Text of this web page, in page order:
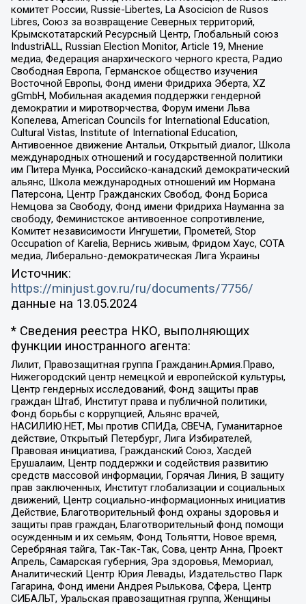
комитет России, Russie-Libertes, La Asocicion de Rusos
Libres, Союз за возвращение Северных территорий,
Крымскотатарский Ресурсный Центр, Глобальный союз
IndustriALL, Russian Election Monitor, Article 19, Мнение
медиа, Федерация анархического черного креста, Радио
Свободная Европа, Германское общество изучения
Восточной Европы, Фонд имени Фридриха Эберта, XZ
gGmbH, Мобильная академия поддержки гендерной
демократии и миротворчества, Форум имени Льва
Копелева, American Councils for International Education,
Cultural Vistas, Institute of International Education,
Антивоенное движение Антальи, Открытый диалог, Школа
международных отношений и государственной политики
им Питера Мунка, Российско-канадский демократический
альянс, Школа международных отношений им Нормана
Патерсона, Центр Гражданских Свобод, Фонд Бориса
Немцова за Свободу, Фонд имени Фридриха Науманна за
свободу, Феминистское антивоенное сопротивление,
Комитет независимости Ингушетии, Прометей, Stop
Occupation of Karelia, Вернись живым, Фридом Хаус, СОТА
медиа, Либерально-демократическая Лига Украины
Источник:
https://minjust.gov.ru/ru/documents/7756/
данные на 13.05.2024
* Сведения реестра НКО, выполняющих
функции иностранного агента:
Лилит, Правозащитная группа Гражданин.Армия.Право,
Нижегородский центр немецкой и европейской культуры,
Центр гендерных исследований, Фонд защиты прав
граждан Штаб, Институт права и публичной политики,
Фонд борьбы с коррупцией, Альянс врачей,
НАСИЛИЮ.НЕТ, Мы против СПИДа, СВЕЧА, Гуманитарное
действие, Открытый Петербург, Лига Избирателей,
Правовая инициатива, Гражданский Союз, Хасдей
Ерушалаим, Центр поддержки и содействия развитию
средств массовой информации, Горячая Линия, В защиту
прав заключенных, Институт глобализации и социальных
движений, Центр социально-информационных инициатив
Действие, Благотворительный фонд охраны здоровья и
защиты прав граждан, Благотворительный фонд помощи
осужденным и их семьям, Фонд Тольятти, Новое время,
Серебряная тайга, Так-Так-Так, Сова, центр Анна, Проект
Апрель, Самарская губерния, Эра здоровья, Мемориал,
Аналитический Центр Юрия Левады, Издательство Парк
Гагарина, Фонд имени Андрея Рылькова, Сфера, Центр
СИБАЛЬТ, Уральская правозащитная группа, Женщины